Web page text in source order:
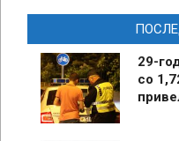
29-
со